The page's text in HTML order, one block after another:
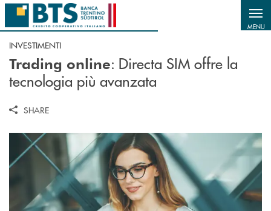
Salta al contenuto principale
MENU
INVESTIMENTI
Trading online: Directa SIM offre la
tecnologia più avanzata
SHARE